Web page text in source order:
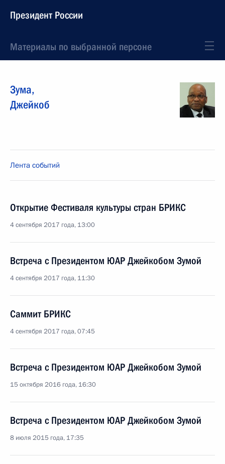
Президент России
Материалы по выбранной персоне
Зума,
Джейкоб
Лента событий
Открытие Фестиваля культуры стран БРИКС
4 сентября 2017 года, 13:00
Встреча с Президентом ЮАР Джейкобом Зумой
4 сентября 2017 года, 11:30
Саммит БРИКС
4 сентября 2017 года, 07:45
Встреча с Президентом ЮАР Джейкобом Зумой
15 октября 2016 года, 16:30
Встреча с Президентом ЮАР Джейкобом Зумой
8 июля 2015 года, 17:35